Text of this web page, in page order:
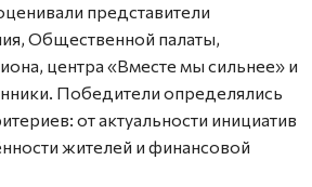
представители
Общественной палаты,
центра «Вместе мы сильнее» и
Победители определялись
от актуальности инициатив
жителей и финансовой